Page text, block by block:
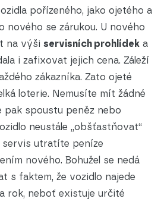
pořízeného, jako ojetého a
nového se zárukou. U nového
na výši servisních prohlídek a
i zafixovat jejich cena. Záleží
zákazníka. Zato ojeté
loterie. Nemusíte mít žádné
pak spoustu peněz nebo
neustále „obšťastňovat“
utratíte peníze
nového. Bohužel se nedá
s faktem, že vozidlo najede
rok, neboť existuje určité